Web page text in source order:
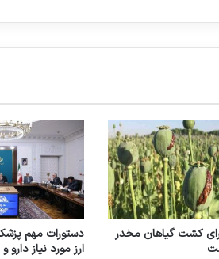
ن
ش
ا
ن
ن
ا
ظ
م
ا
ل
کشت گیاهان مخدر
دستورات مهم
ارز مورد نیاز